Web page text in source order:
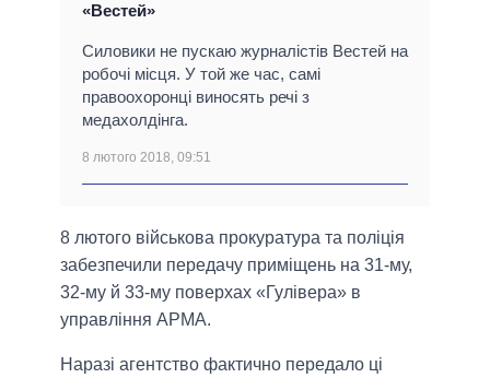
«Вестей»
Силовики не пускаю журналістів Вестей на
робочі місця. У той же час, самі
правоохоронці виносять речі з
медахолдінга.
8 лютого 2018, 09:51
8 лютого військова прокуратура та поліція
забезпечили передачу приміщень на 31-му,
32-му й 33-му поверхах «Гулівера» в
управління АРМА.
Наразі агентство фактично передало ці